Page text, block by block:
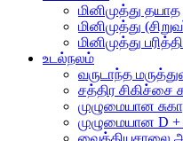
மினிமுத்து தயாத
மினிமுத்து
மினிமுத்து
உடல்நலம்
வருடாந்த
சத்திர சிகிச்சை
முழுமையான
முழுமையான D +
வைத்தியசாலை